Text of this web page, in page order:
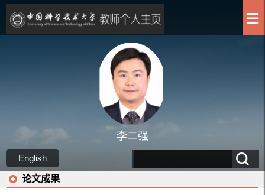
李二强
English
论文成果